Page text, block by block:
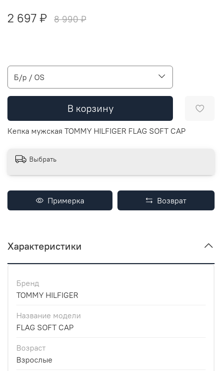
2 697 ₽
8 990 ₽
Б/р / OS
В корзину
Кепка мужская TOMMY HILFIGER FLAG SOFT CAP
Выбрать
Примерка Возврат
Характеристики
Бренд
TOMMY HILFIGER
Название модели
FLAG SOFT CAP
Возраст
Взрослые